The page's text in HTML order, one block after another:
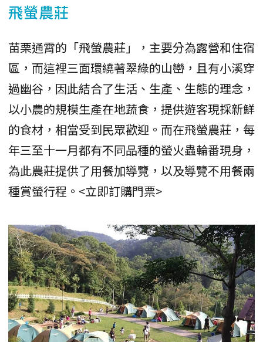
飛螢農莊
苗栗通霄的「飛螢農莊」，主要分為露營和住宿
區，而這裡三面環繞著翠綠的山巒，且有小溪穿
過幽谷，因此結合了生活、生產、生態的理念，
以小農的規模生產在地蔬食，提供遊客現採新鮮
的食材，相當受到民眾歡迎。而在飛螢農莊，每
年三至十一月都有不同品種的螢火蟲輪番現身，
為此農莊提供了用餐加導覽，以及導覽不用餐兩
種賞螢行程。<立即訂購門票>